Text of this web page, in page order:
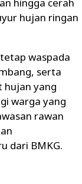
hujan ringan
waspada
serta
hujan yang
warga yang
rawan
dari BMKG.